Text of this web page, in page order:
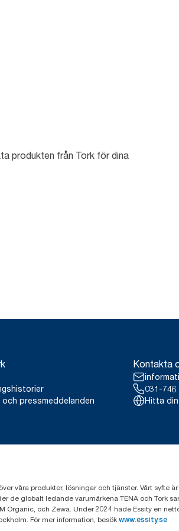
produkten från Tork för dina
och pressmeddelanden
Kontakta
031-746
Hitta
våra produkter, lösningar och tjänster. Vårt syfte
de globalt ledande varumärkena TENA och Tork
Organic, och Zewa. Under 2024 hade Essity en
För mer information, besök www.essity.se